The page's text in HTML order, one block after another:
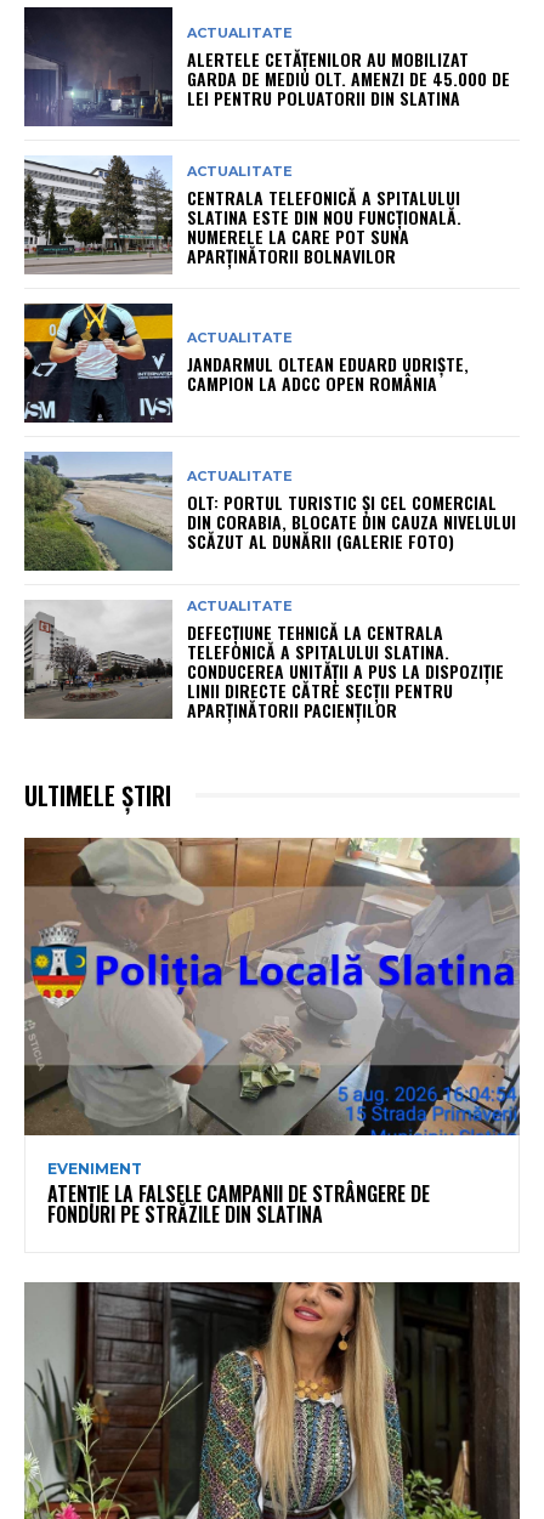
ACTUALITATE
ALERTELE CETĂȚENILOR AU MOBILIZAT
GARDA DE MEDIU OLT. AMENZI DE 45.000 DE
LEI PENTRU POLUATORII DIN SLATINA
ACTUALITATE
CENTRALA TELEFONICĂ A SPITALULUI
SLATINA ESTE DIN NOU FUNCȚIONALĂ.
NUMERELE LA CARE POT SUNA
APARȚINĂTORII BOLNAVILOR
ACTUALITATE
JANDARMUL OLTEAN EDUARD UDRIȘTE,
CAMPION LA ADCC OPEN ROMÂNIA
ACTUALITATE
OLT: PORTUL TURISTIC ȘI CEL COMERCIAL
DIN CORABIA, BLOCATE DIN CAUZA NIVELULUI
SCĂZUT AL DUNĂRII (GALERIE FOTO)
ACTUALITATE
DEFECȚIUNE TEHNICĂ LA CENTRALA
TELEFONICĂ A SPITALULUI SLATINA.
CONDUCEREA UNITĂȚII A PUS LA DISPOZIȚIE
LINII DIRECTE CĂTRE SECȚII PENTRU
APARȚINĂTORII PACIENȚILOR
ULTIMELE ȘTIRI
EVENIMENT
ATENȚIE LA FALSELE CAMPANII DE STRÂNGERE DE
FONDURI PE STRĂZILE DIN SLATINA